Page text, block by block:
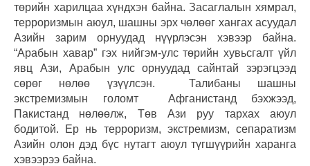
төрийн харилцаа хүндхэн байна. Засаглалын хямрал,
терроризмын аюул, шашны эрх чөлөөг хангах асуудал
Азийн зарим орнуудад нүүрлэсэн хэвээр байна.
“Арабын хавар” гэх нийгэм-улс төрийн хувьсгалт үйл
явц Ази, Арабын улс орнуудад сайнтай зэрэгцээд
сөрөг нөлөө үзүүлсэн. Талибаны шашны
экстремизмын голомт Афганистанд бэхжээд,
Пакистанд нөлөөлж, Төв Ази руу тархах аюул
бодитой. Ер нь терроризм, экстремизм, сепаратизм
Азийн олон дэд бүс нутагт аюул түгшүүрийн харанга
хэвээрээ байна.